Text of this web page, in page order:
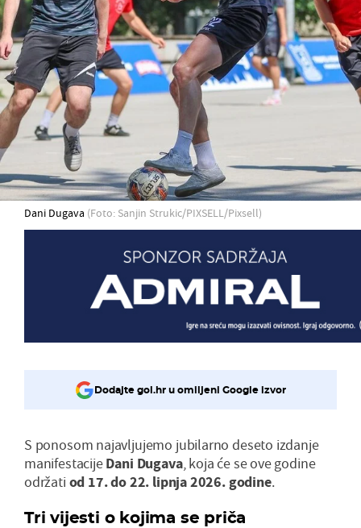
Dani Dugava (Foto: Sanjin Strukic/PIXSELL/Pixsell)
Dodajte gol.hr u omiljeni Google izvor
S ponosom najavljujemo jubilarno deseto izdanje
manifestacijeDani Dugava, koja će se ove godine
održati od 17. do 22. lipnja 2026. godine.
Tri vijesti o kojima se priča